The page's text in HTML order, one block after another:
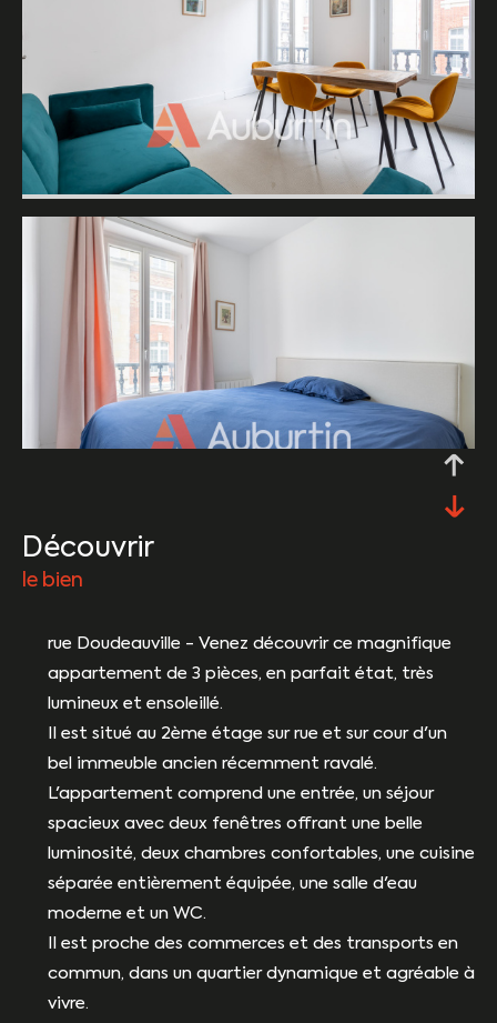
découvrir
le bien
rue Doudeauville - Venez découvrir ce magnifique
appartement de 3 pièces, en parfait état, très
lumineux et ensoleillé.
Il est situé au 2ème étage sur rue et sur cour d'un
bel immeuble ancien récemment ravalé.
L'appartement comprend une entrée, un séjour
spacieux avec deux fenêtres offrant une belle
luminosité, deux chambres confortables, une cuisine
séparée entièrement équipée, une salle d'eau
moderne et un WC.
Il est proche des commerces et des transports en
commun, dans un quartier dynamique et agréable à
vivre.